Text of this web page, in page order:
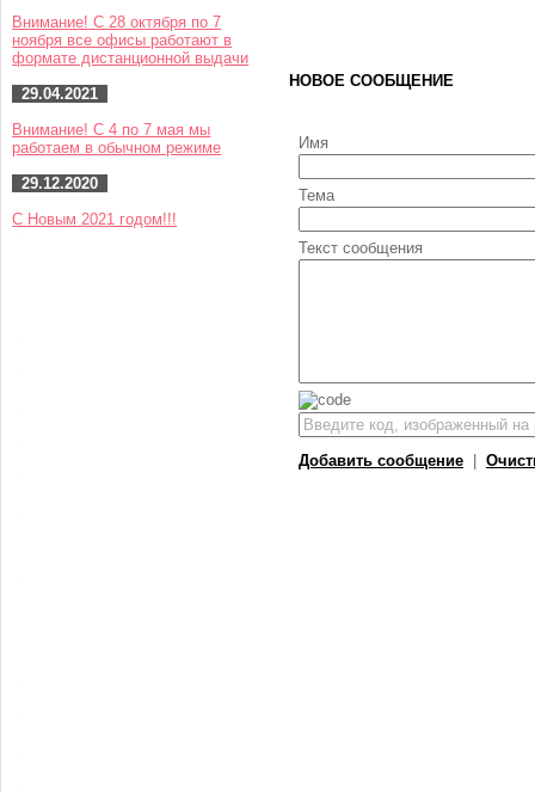
НОВОЕ СООБЩЕНИЕ
Имя
Тема
Текст сообщения
Добавить сообщение
Внимание! С 28 октября по 7
ноября все офисы работают в
формате дистанционной выдачи
29.04.2021
Внимание! С 4 по 7 мая мы
работаем в обычном режиме
29.12.2020
С Новым 2021 годом!!!